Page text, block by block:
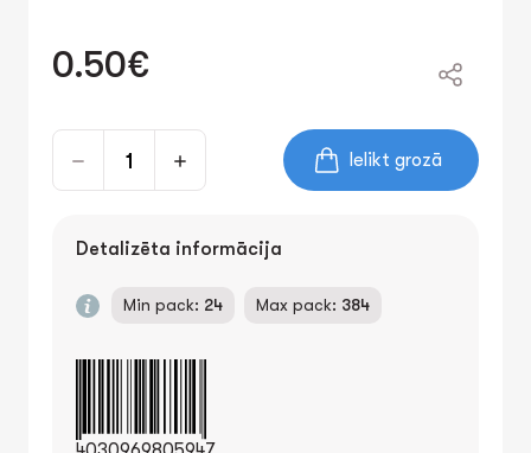
0.50€
Ielikt grozā
Detalizēta informācija
Min pack: 24 Max pack: 384